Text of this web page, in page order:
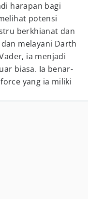
harapan bagi
potensi
berkhianat dan
melayani Darth
ia menjadi
biasa. Ia benar-
yang ia miliki